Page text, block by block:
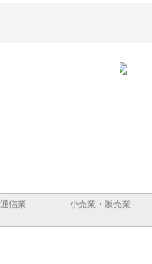
通信業 小売業・販売業